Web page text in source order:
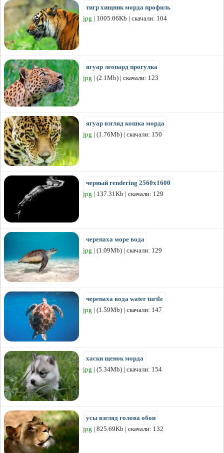
тигр хищник морда профиль
jpg | 1005.06Kb | скачали: 104
ягуар леопард прогулка
jpg | (2.1Mb) | скачали: 123
ягуар взгляд кошка морда
jpg | (1.76Mb) | скачали: 150
черный rendering 2560x1600
jpg | 137.31Kb | скачали: 129
черепаха море вода
jpg | (1.09Mb) | скачали: 129
черепаха вода water turtle
jpg | (1.59Mb) | скачали: 147
хаски щенок морда
jpg | (5.34Mb) | скачали: 154
усы взгляд голова обои
jpg | 825.69Kb | скачали: 132